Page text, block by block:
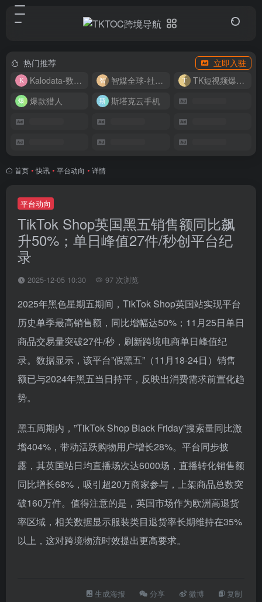
热门推荐
立即入驻
Kalodata-数据分析平台
智媒全球-社媒管理平台
TK短视频爆款复刻
爆款猎人
斯塔克云手机
首页 • 快讯 • 平台动向 • 详情
平台动向
TikTok Shop英国黑五销售额同比飙
升50%；单日峰值27件/秒创平台纪
录
2025-12-05 10:30 97 次浏览
2025年黑色星期五期间，TikTok Shop英国站实现平台
历史单季最高销售额，同比增幅达50%；11月25日单日
商品交易量突破27件/秒，刷新跨境电商单日峰值纪
录。数据显示，该平台”假黑五”（11月18-24日）销售
额已与2024年黑五当日持平，反映出消费需求前置化趋
势。
黑五周期内，”TikTok Shop Black Friday”搜索量同比激
增404%，带动活跃购物用户增长28%。平台同步披
露，其英国站日均直播场次达6000场，直播转化销售额
同比增长68%，吸引超20万商家参与，上架商品总数突
破160万件。值得注意的是，英国市场作为欧洲高退货
率区域，相关数据显示服装类目退货率长期维持在35%
以上，这对跨境物流时效提出更高要求。
生成海报 分享 微博 复制